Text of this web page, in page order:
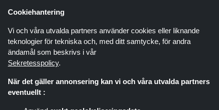
Shoppingspout.com/se är en webbplats som presenterar erbjudanden,
Cookiehantering
Vi och våra utvalda partners använder cookies eller liknande
teknologier för tekniska och, med ditt samtycke, för andra
ändamål som beskrivs i vår
Sekretesspolicy.
När det gäller annonsering kan vi och våra utvalda partners
eventuellt :